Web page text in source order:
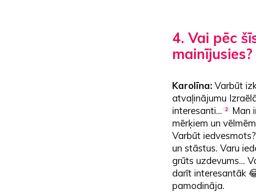
4. Vai pēc
mainījusies?
Karolīna: Varbūt
atvaļinājumu
interesanti...2 Man
mērķiem un
Varbūt
un stāstus. Varu
grūts uzdevums...
darīt interesantāk
pamodināja.